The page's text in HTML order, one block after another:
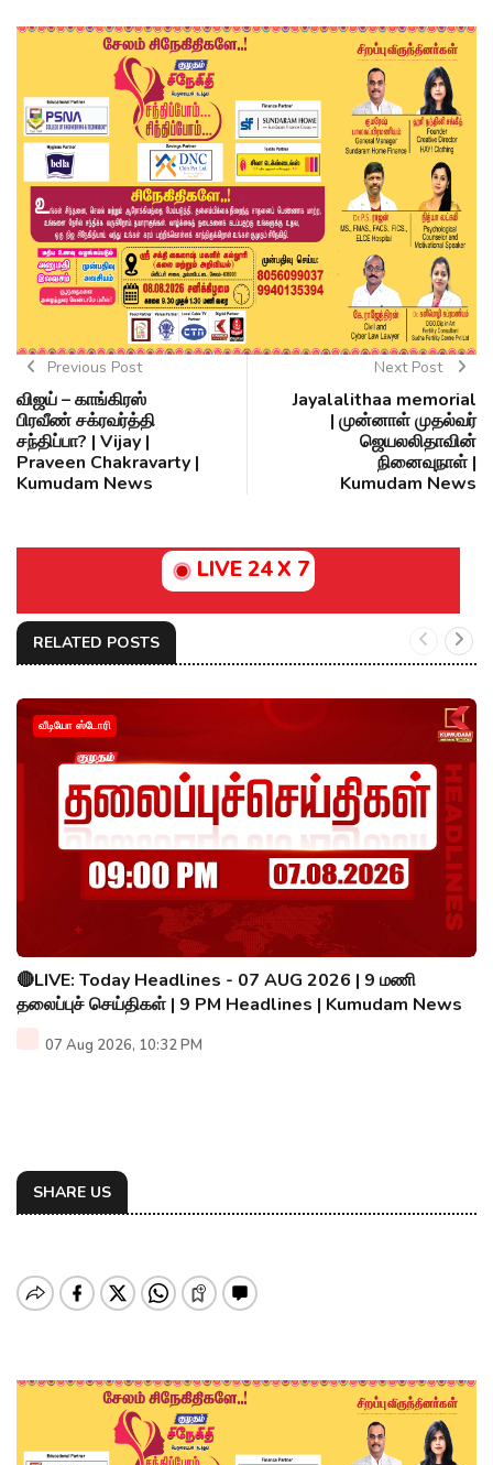
Previous Post
விஜய் – காங்கிரஸ்
பிரவீண் சக்ரவர்த்தி
சந்திப்பா? | Vijay |
Praveen Chakravarty |
Kumudam News
Next Post
Jayalalithaa memorial
| முன்னாள் முதல்வர்
ஜெயலலிதாவின்
நினைவுநாள் |
Kumudam News
LIVE 24 X 7
RELATED POSTS
வீடியோ ஸ்டோரி
🔴LIVE: Today Headlines - 07 AUG 2026 | 9 மணி
தலைப்புச் செய்திகள் | 9 PM Headlines | Kumudam News
07 Aug 2026, 10:32 PM
SHARE US